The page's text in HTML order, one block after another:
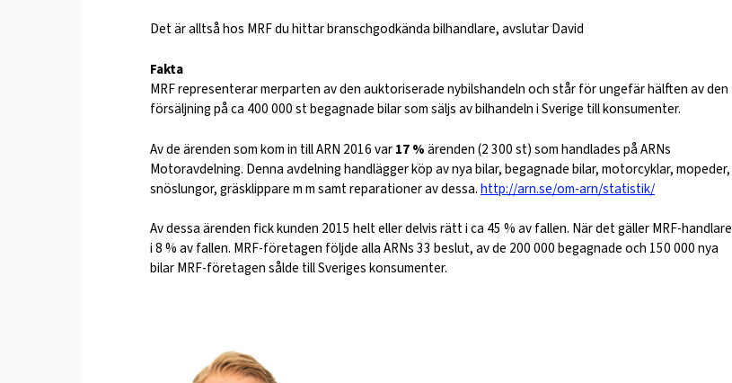
Det är alltså hos MRF du hittar branschgodkända bilhandlare, avslutar David
Fakta
MRF representerar merparten av den auktoriserade nybilshandeln och står för ungefär hälften av den
försäljning på ca 400 000 st begagnade bilar som säljs av bilhandeln i Sverige till konsumenter.
Av de ärenden som kom in till ARN 2016 var17 %ärenden (2 300 st) som handlades på ARNs
Motoravdelning. Denna avdelning handlägger köp av nya bilar, begagnade bilar, motorcyklar, mopeder,
snöslungor, gräsklippare m m samt reparationer av dessa.http://arn.se/om-arn/statistik/
Av dessa ärenden fick kunden 2015 helt eller delvis rätt i ca 45 % av fallen. När det gäller MRF-handlare
i 8 % av fallen. MRF-företagen följde alla ARNs 33 beslut, av de 200 000 begagnade och 150 000 nya
bilar MRF-företagen sålde till Sveriges konsumenter.